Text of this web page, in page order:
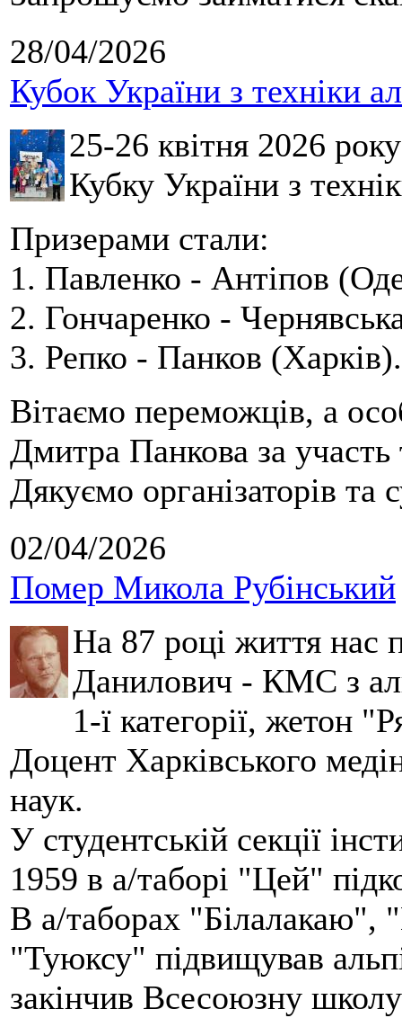
28/04/2026
Кубок України з техніки
25-26 квітня 2026
Кубку України з
Призерами стали:
1. Павленко - Антіпов
2. Гончаренко -
3. Репко - Панков (Харків).
Вітаємо переможців, а
Дмитра Панкова за
Дякуємо організаторів та
02/04/2026
Помер Микола Рубінський
На 87 році життя нас
Данилович - КМС з
1-ї категорії, жетон
Доцент Харківського
наук.
У студентській секції
1959 в а/таборі "Цей"
В а/таборах "Білалакаю",
"Туюксу" підвищував
закінчив Всесоюзну